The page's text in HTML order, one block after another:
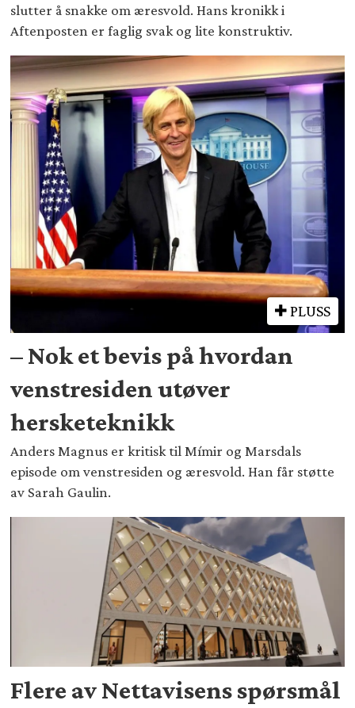
slutter å snakke om æresvold. Hans kronikk i
Aftenposten er faglig svak og lite konstruktiv.
PLUSS
– Nok et bevis på hvordan
venstresiden utøver
hersketeknikk
Anders Magnus er kritisk til Mímir og Marsdals
episode om venstresiden og æresvold. Han får støtte
av Sarah Gaulin.
Flere av Nettavisens spørsmål